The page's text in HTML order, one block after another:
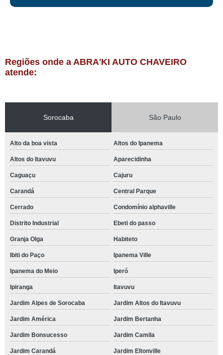
Regiões onde a ABRA'KI AUTO CHAVEIRO
atende:
Sorocaba São Paulo
Alto da boa vista Altos do Ipanema
Altos do Itavuvu Aparecidinha
Caguaçu Cajuru
Carandá Central Parque
Cerrado Condomínio alphaville
Distrito Industrial Ebeti do passo
Granja Olga Habiteto
Ibiti do Paço Ipanema Ville
Ipanema do Meio Iperó
Ipiranga Itavuvu
Jardim Alpes de Sorocaba Jardim Altos do Itavuvu
Jardim América Jardim Bertanha
Jardim Bonsucesso Jardim Camila
Jardim Carandá Jardim Eltonville